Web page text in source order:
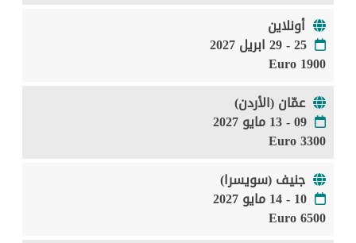
أونلاين
25 - 29 ابريل 2027
1900 Euro
عمّان (الأردن)
09 - 13 مايو 2027
3300 Euro
جنيف (سويسرا)
10 - 14 مايو 2027
6500 Euro